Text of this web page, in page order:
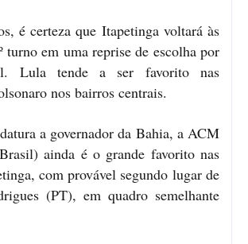
é certeza que Itapetinga voltará às
turno em uma reprise de escolha por
Lula tende a ser favorito nas
nos bairros centrais.
a governador da Bahia, a ACM
ainda é o grande favorito nas
com provável segundo lugar de
(PT), em quadro semelhante